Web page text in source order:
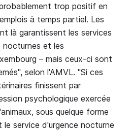
trop positif en
à temps partiel. Les
là garantissent les services
nocturnes et les
– mais ceux-ci sont
selon l'AMVL. "Si ces
finissent par
psychologique exercée
sous quelque forme
service d'urgence nocturne